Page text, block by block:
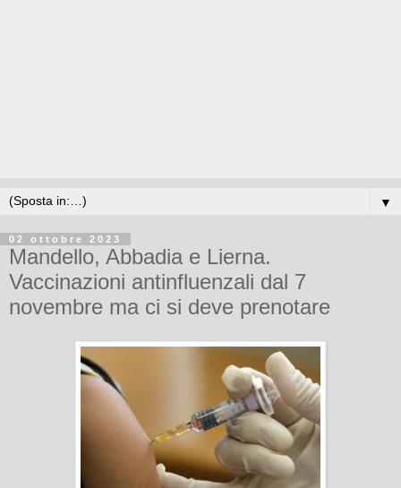
▼
02 ottobre 2023
Mandello, Abbadia e Lierna.
Vaccinazioni antinfluenzali dal 7
novembre ma ci si deve prenotare